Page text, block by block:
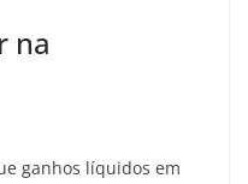
na
ganhos líquidos em